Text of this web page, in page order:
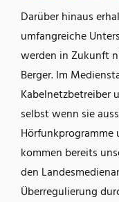
Darüber hinaus
umfangreiche
werden in Zukunft
Berger. Im
Kabelnetzbetreiber
selbst wenn sie
Hörfunkprogramme
kommen bereits
den
Überregulierung